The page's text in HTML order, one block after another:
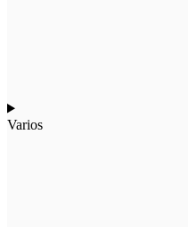
Varios